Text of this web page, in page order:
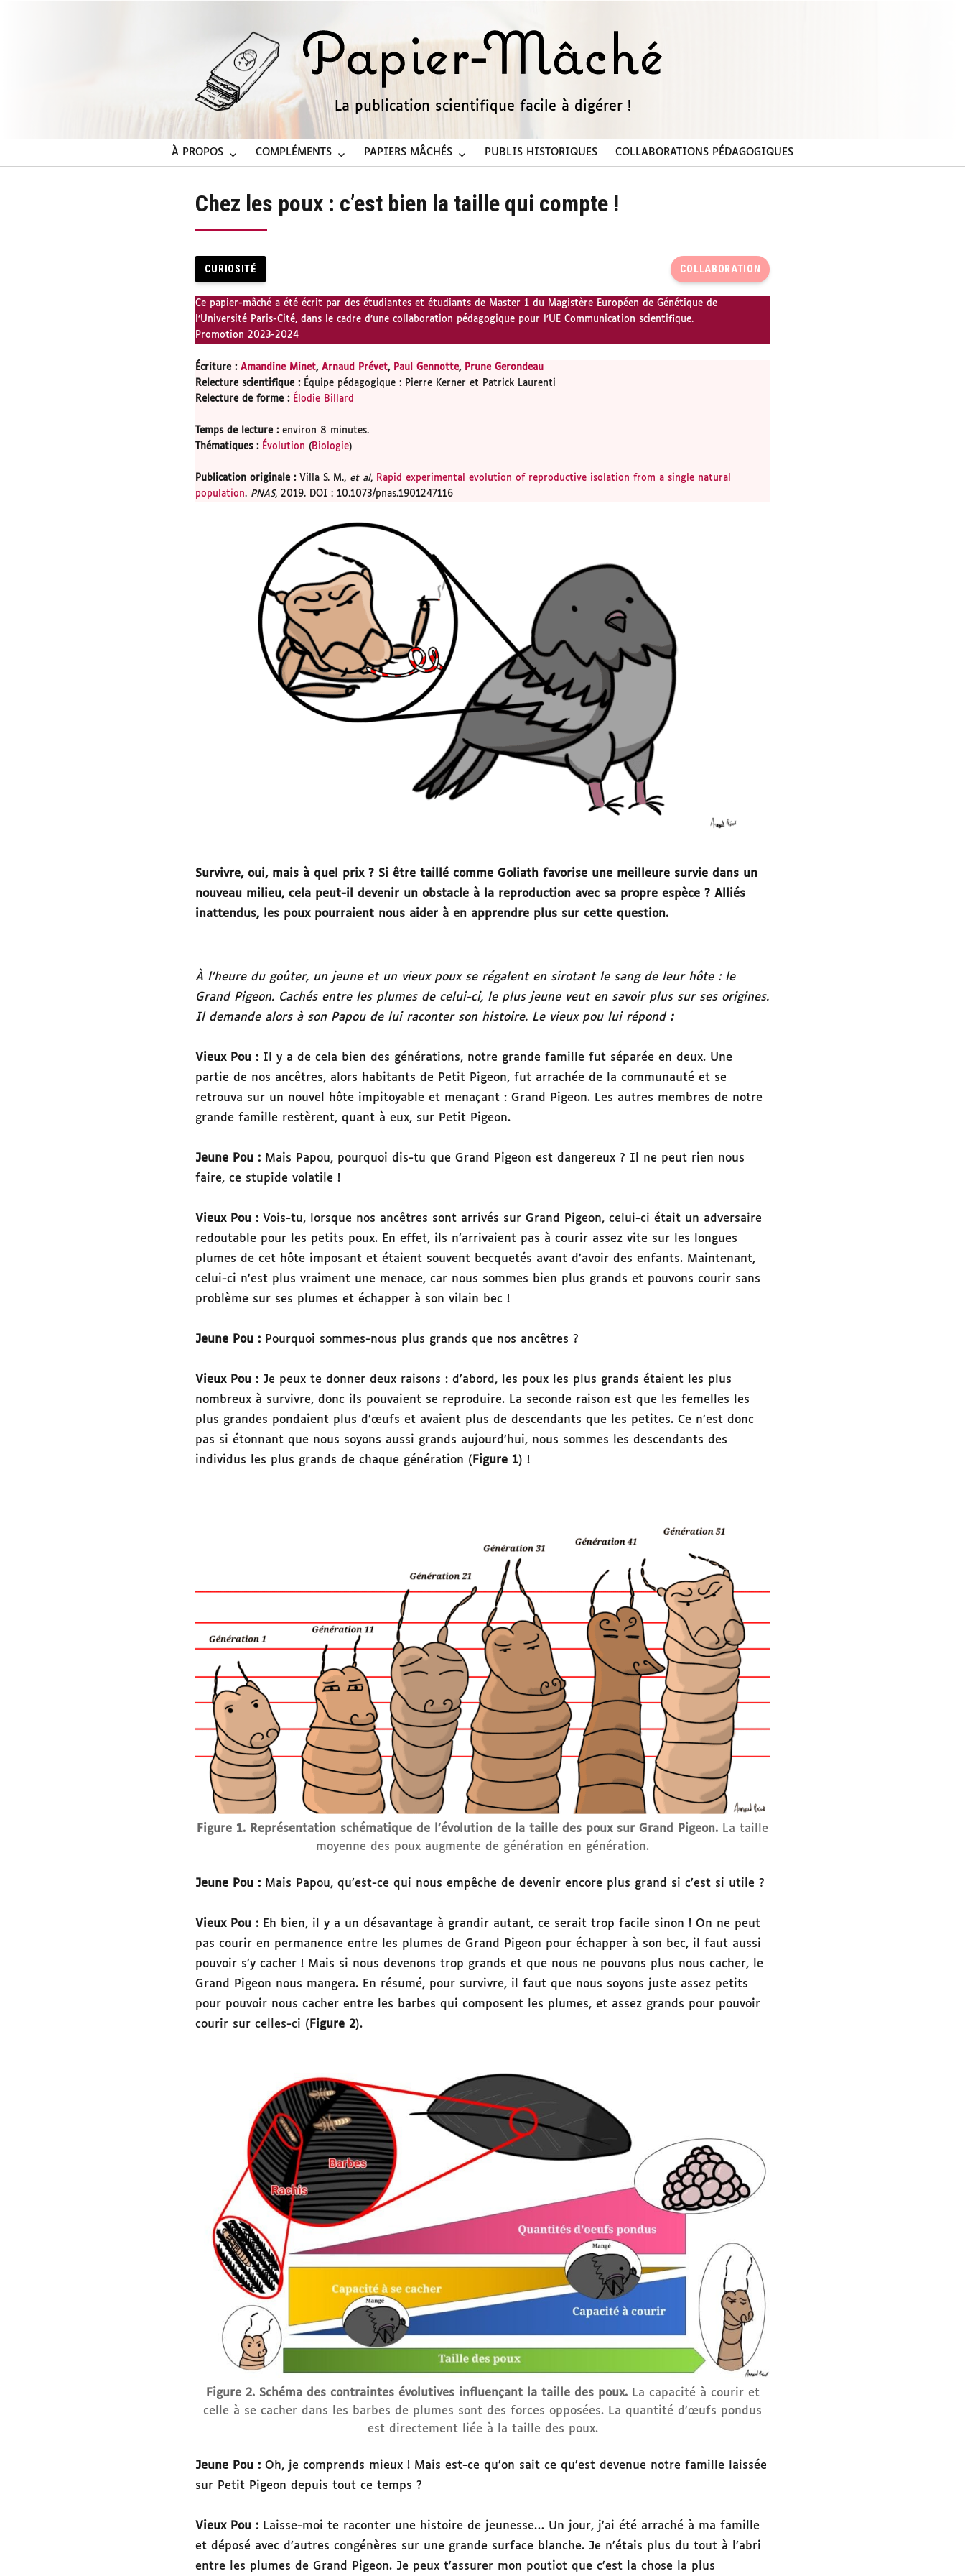
La publication scientifique facile à digérer !
À PROPOS COMPLÉMENTS PAPIERS MÂCHÉS PUBLIS HISTORIQUES COLLABORATIONS PÉDAGOGIQUES
Chez les poux : c’est bien la taille qui compte !
CURIOSITÉ COLLABORATION
Ce papier-mâché a été écrit par des étudiantes et étudiants de Master 1 du Magistère Européen de Génétique de
l’Université Paris-Cité, dans le cadre d’une collaboration pédagogique pour l’UE Communication scientifique.
Promotion 2023-2024
Écriture : Amandine Minet, Arnaud Prévet, Paul Gennotte, Prune Gerondeau
Relecture scientifique : Équipe pédagogique : Pierre Kerner et Patrick Laurenti
Relecture de forme: Élodie Billard
Temps de lecture:environ 8 minutes.
Thématiques: Évolution ( Biologie)
Publication originale: Villa S. M., et al, Rapid experimental evolution of reproductive isolation from a single natural
population. PNAS, 2019. DOI : 10.1073/pnas.1901247116
Survivre, oui, mais à quel prix ? Si être taillé comme Goliath favorise une meilleure survie dans un
nouveau milieu, cela peut-il devenir un obstacle à la reproduction avec sa propre espèce ? Alliés
inattendus, les poux pourraient nous aider à en apprendre plus sur cette question.
À l’heure du goûter, un jeune et un vieux poux se régalent en sirotant le sang de leur hôte : le
Grand Pigeon. Cachés entre les plumes de celui-ci, le plus jeune veut en savoir plus sur ses origines.
Il demande alors à son Papou de lui raconter son histoire. Le vieux pou lui répond:
Vieux Pou : Il y a de cela bien des générations, notre grande famille fut séparée en deux. Une
partie de nos ancêtres, alors habitants de Petit Pigeon, fut arrachée de la communauté et se
retrouva sur un nouvel hôte impitoyable et menaçant : Grand Pigeon. Les autres membres de notre
grande famille restèrent, quant à eux, sur Petit Pigeon.
Jeune Pou : Mais Papou, pourquoi dis-tu que Grand Pigeon est dangereux ? Il ne peut rien nous
faire, ce stupide volatile !
Vieux Pou : Vois-tu, lorsque nos ancêtres sont arrivés sur Grand Pigeon, celui-ci était un adversaire
redoutable pour les petits poux. En effet, ils n’arrivaient pas à courir assez vite sur les longues
plumes de cet hôte imposant et étaient souvent becquetés avant d’avoir des enfants. Maintenant,
celui-ci n’est plus vraiment une menace, car nous sommes bien plus grands et pouvons courir sans
problème sur ses plumes et échapper à son vilain bec !
Jeune Pou : Pourquoi sommes-nous plus grands que nos ancêtres ?
Vieux Pou : Je peux te donner deux raisons : d’abord, les poux les plus grands étaient les plus
nombreux à survivre, donc ils pouvaient se reproduire. La seconde raison est que les femelles les
plus grandes pondaient plus d’œufs et avaient plus de descendants que les petites. Ce n’est donc
pas si étonnant que nous soyons aussi grands aujourd’hui, nous sommes les descendants des
individus les plus grands de chaque génération ( Figure 1) !
Figure 1. Représentation schématique de l’évolution de la taille des poux sur Grand Pigeon. La taille
moyenne des poux augmente de génération en génération.
Jeune Pou : Mais Papou, qu’est-ce qui nous empêche de devenir encore plus grand si c’est si utile ?
Vieux Pou : Eh bien, il y a un désavantage à grandir autant, ce serait trop facile sinon ! On ne peut
pas courir en permanence entre les plumes de Grand Pigeon pour échapper à son bec, il faut aussi
pouvoir s’y cacher ! Mais si nous devenons trop grands et que nous ne pouvons plus nous cacher, le
Grand Pigeon nous mangera. En résumé, pour survivre, il faut que nous soyons juste assez petits
pour pouvoir nous cacher entre les barbes qui composent les plumes, et assez grands pour pouvoir
courir sur celles-ci ( Figure 2).
Figure 2. Schéma des contraintes évolutives influençant la taille des poux. La capacité à courir et
celle à se cacher dans les barbes de plumes sont des forces opposées. La quantité d’œufs pondus
est directement liée à la taille des poux.
Jeune Pou : Oh, je comprends mieux ! Mais est-ce qu’on sait ce qu’est devenue notre famille laissée
sur Petit Pigeon depuis tout ce temps ?
Vieux Pou : Laisse-moi te raconter une histoire de jeunesse… Un jour, j’ai été arraché à ma famille
et déposé avec d’autres congénères sur une grande surface blanche. Je n’étais plus du tout à l’abri
entre les plumes de Grand Pigeon. Je peux t’assurer mon poutiot que c’est la chose la plus